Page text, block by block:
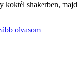
koktél shakerben, majd
olvasom